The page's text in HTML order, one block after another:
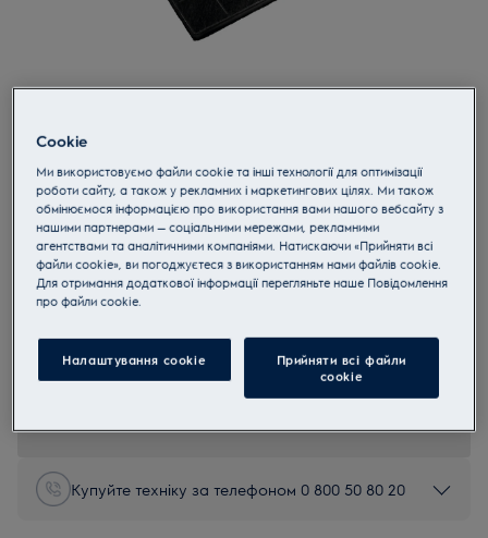
ECFB01
Вугільний фільтр OdourClean
Standard
5 (4)
Переваги
фільтрація повітря.
Стандартний вугільний фільтр OdourClean ефективно усуває
неприємні запахи.
Термін служби стандартного фільтра OdourClean становить 4–
Купуйте техніку за телефоном 0 800 50 80 20
Cookie
Ми використовуємо файли cookie та інші технології для оптимізації
роботи сайту, а також у рекламних і маркетингових цілях. Ми також
обмінюємося інформацією про використання вами нашого вебсайту з
нашими партнерами — соціальними мережами, рекламними
агентствами та аналітичними компаніями. Натискаючи «Прийняти всі
файли cookie», ви погоджуєтеся з використанням нами файлів cookie.
Для отримання додаткової інформації перегляньте наше Пoвідомлення
прo файли cookie.
Налаштування cookie
Прийняти всі файли
сookie